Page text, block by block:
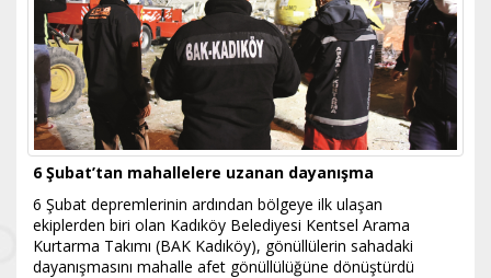
6 Şubat’tan mahallelere uzanan dayanışma
6 Şubat depremlerinin ardından bölgeye ilk ulaşan
ekiplerden biri olan Kadıköy Belediyesi Kentsel Arama
Kurtarma Takımı (BAK Kadıköy), gönüllülerin sahadaki
dayanışmasını mahalle afet gönüllülüğüne dönüştürdü